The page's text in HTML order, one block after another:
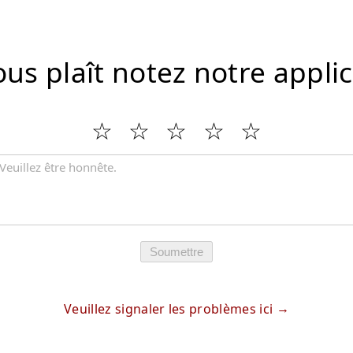
plaît notez notre
Soumettre
Veuillez signaler les problèmes ici